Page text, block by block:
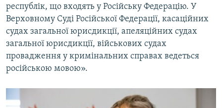
республік, що входять у Російську Федерацію. У
Верховному Суді Російської Федерації, касаційних
судах загальної юрисдикції, апеляційних судах
загальної юрисдикції, військових судах
провадження у кримінальних справах ведеться
російською мовою».